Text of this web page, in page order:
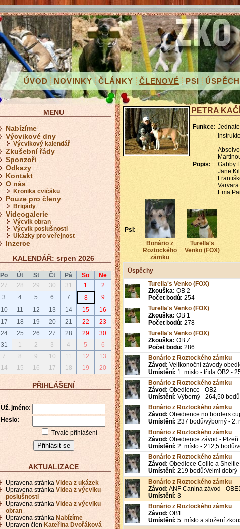
ÚVOD NOVINKY ČLÁNKY ČLENOVÉ PSI
PETRA
Funkce:
Popis:
Gabby
Jane
Ema
Psi:
Bonário z
Roztockého
zámku
Turella's
Venko (FOX)
Úspěchy
Turella's Venko (FOX)
Zkouška: OB 2
Počet bodů: 254
Turella's Venko (FOX)
Zkouška: OB 1
Počet bodů: 278
Turella's Venko (FOX)
Zkouška: OB Z
Počet bodů: 286
Bonário z Roztockého zámku
Závod: Velikonoční závody
Umístění: 1. místo - třída OB2 -
Bonário z Roztockého zámku
Závod: Obedience - OB2
Umístění: Výborný - 264,50 bodů
Bonário z Roztockého zámku
Závod: Obedience no borders
Umístění: 237 bodů/výborný - 2.
Bonário z Roztockého zámku
Závod: Obedience závod - Plzeň
Umístění: 2. místo - 212,5 bodů/
Bonário z Roztockého zámku
Závod: Obediece Collie a
Umístění: 219 bodů:Velmi dobrý
Bonário z Roztockého zámku
Závod: ANF Canina závod -
Umístění: 3
Bonário z Roztockého zámku
Závod: OB1
Umístění: 5. místo a složení
MENU
Nabízíme
Výcvikové dny
Výcvikový kalendář
Zkušební řády
Sponzoři
Odkazy
Kontakt
O nás
Kronika cvičáku
Pouze pro členy
Brigády
Videogalerie
Výcvik obran
Výcvik poslušnosti
Ukázky pro veřejnost
Inzerce
KALENDÁŘ: srpen 2026
Po Út St Čt Pá So
Ne
27
28 29 30 31 1
2
3
4 5 6 7 8
9
10
11 12 13 14 15
16
17
18 19 20 21 22
23
24
25 26 27 28 29
30
31
1 2 3 4 5
6
7
8 9 10 11 12
13
14
15 16 17 18 19 20
PŘIHLÁŠENÍ
Už. jméno:
Heslo:
Trvalé přihlášení
AKTUALIZACE
Upravena stránka Videa z ukázek
Upravena stránka Videa z výcviku
poslušnosti
Upravena stránka Videa z výcviku
obran
Upravena stránka Nabízíme
Upraven člen Kateřina Dvořáková